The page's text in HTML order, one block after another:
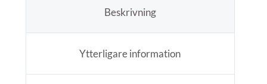
Beskrivning
Ytterligare information